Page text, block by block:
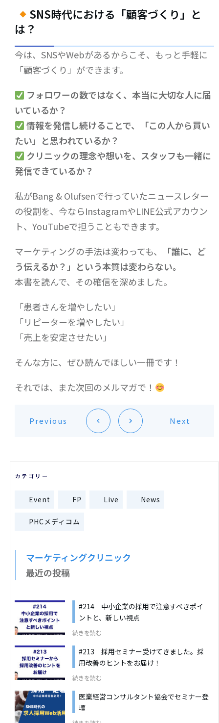
SNS時代における「顧客づくり」と
は？
今は、SNSやWebがあるからこそ、もっと手軽に
「顧客づくり」ができます。
フォロワーの数ではなく、本当に大切な人に届
いているか？
情報を発信し続けることで、「この人から買い
たい」と思われているか？
クリニックの理念や想いを、スタッフも一緒に
発信できているか？
私がBang & Olufsenで行っていたニュースレター
の役割を、今ならInstagramやLINE公式アカウン
ト、YouTubeで担うこともできます。
マーケティングの手法は変わっても、
「誰に、ど
う伝えるか？」という本質は変わらない。
本書を読んで、その確信を深めました。
「患者さんを増やしたい」
「リピーターを増やしたい」
「売上を安定させたい」
そんな方に、ぜひ読んでほしい一冊です！
それでは、また次回のメルマガで！
Previous Next
カテゴリー
Event FP Live News
PHCメディコム
マーケティングクリニック
最近の投稿
#214 中小企業の採用で注意すべきポイ
ントと、新しい視点
続きを読む
#213 採用セミナー受けてきました。採
用改善のヒントをお届け！
続きを読む
医業経営コンサルタント協会でセミナー登
壇